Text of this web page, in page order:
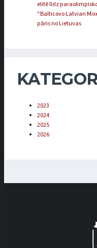
elitē līdz
“Balticovo Latvian
pāris no Lietuvas
2023
2024
2025
2026